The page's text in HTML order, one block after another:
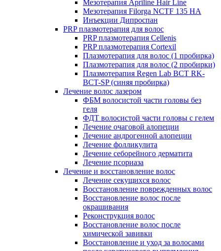
Мезотерапия Apriline Hair Line
Мезотерапия Filorga NCTF 135 HA
Инъекции Дипроспан
PRP плазмотерапия для волос
PRP плазмотерапия Cellenis
PRP плазмотерапия Cortexil
Плазмотерапия для волос (1 пробирка)
Плазмотерапия для волос (2 пробирки)
Плазмотерапия Regen Lab BCT RK-
BCT-SP (синяя пробирка)
Лечение волос лазером
ФБМ волосистой части головы без
геля
ФДТ волосистой части головы с гелем
Лечение очаговой алопеции
Лечение андрогенной алопеции
Лечение фолликулита
Лечение себорейного дерматита
Лечение псориаза
Лечение и восстановление волос
Лечение секущихся волос
Восстановление поврежденных волос
Восстановление волос после
окрашивания
Реконструкция волос
Восстановление волос после
химической завивки
Восстановление и уход за волосами